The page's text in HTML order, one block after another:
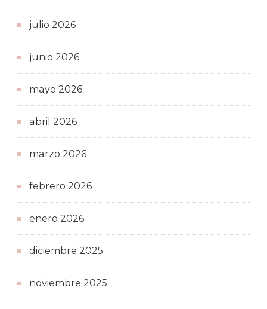
julio 2026
junio 2026
mayo 2026
abril 2026
marzo 2026
febrero 2026
enero 2026
diciembre 2025
noviembre 2025